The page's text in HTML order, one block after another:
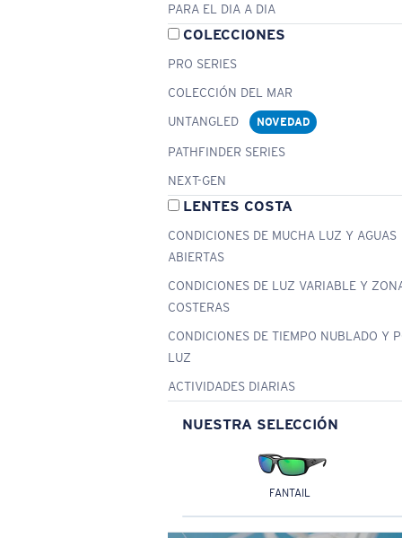
PARA EL DIA A DIA
COLECCIONES
PRO SERIES
COLECCIÓN DEL MAR
UNTANGLED
NOVEDAD
PATHFINDER SERIES
NEXT-GEN
LENTES COSTA
CONDICIONES DE MUCHA LUZ Y AGUAS
ABIERTAS
CONDICIONES DE LUZ VARIABLE Y
COSTERAS
CONDICIONES DE TIEMPO NUBLADO Y
LUZ
ACTIVIDADES DIARIAS
NUESTRA SELECCIÓN
FANTAIL